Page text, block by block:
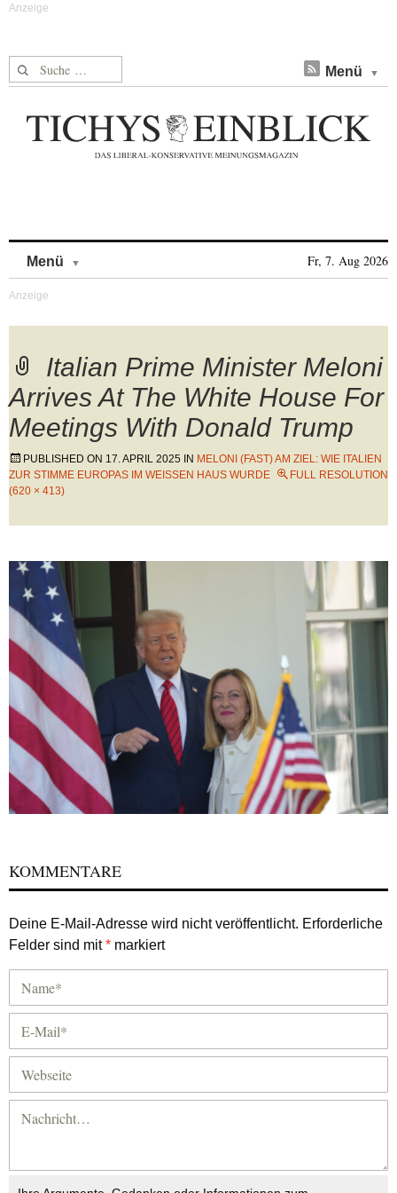
Suche nach: Menü
Menü Fr, 7. Aug 2026
Italian Prime Minister Meloni
Arrives At The White House For
Meetings With Donald Trump
PUBLISHED ON 17. APRIL 2025 IN MELONI (FAST) AM ZIEL: WIE ITALIEN
ZUR STIMME EUROPAS IM WEISSEN HAUS WURDE
FULL RESOLUTION
(620 × 413)
KOMMENTARE
Deine E-Mail-Adresse wird nicht veröffentlicht. Erforderliche
Felder sind mit* markiert